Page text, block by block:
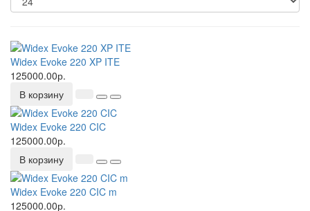
Widex Evoke 220 XP ITE
125000.00р.
В корзину
Widex Evoke 220 CIC
125000.00р.
В корзину
Widex Evoke 220 CIC m
125000.00р.